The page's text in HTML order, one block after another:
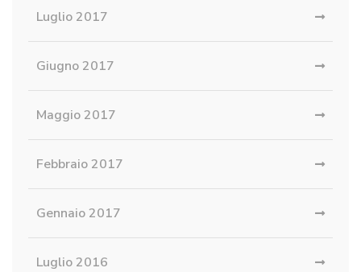
Luglio 2017
Giugno 2017
Maggio 2017
Febbraio 2017
Gennaio 2017
Luglio 2016